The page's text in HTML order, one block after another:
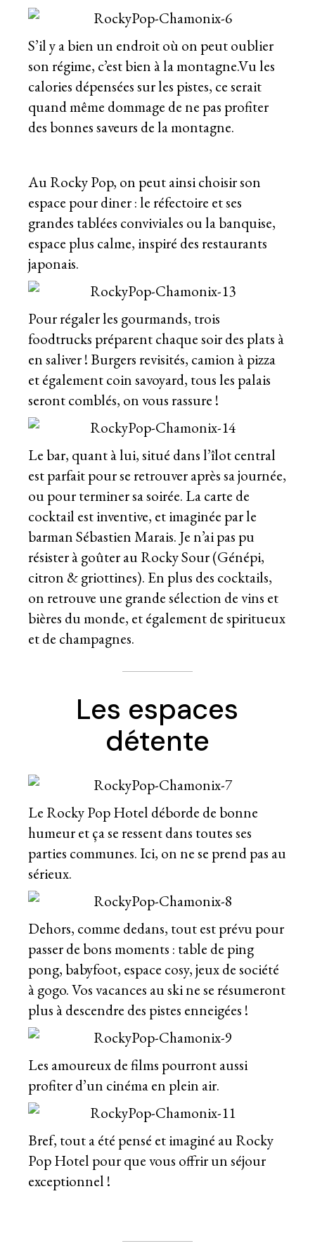
S’il y a bien un endroit où on peut oublier
son régime, c’est bien à la montagne.Vu les
calories dépensées sur les pistes, ce serait
quand même dommage de ne pas profiter
des bonnes saveurs de la montagne.
Au Rocky Pop, on peut ainsi choisir son
espace pour diner : le réfectoire et ses
grandes tablées conviviales ou la banquise,
espace plus calme, inspiré des restaurants
japonais.
Pour régaler les gourmands, trois
foodtrucks préparent chaque soir des plats à
en saliver ! Burgers revisités, camion à pizza
et également coin savoyard, tous les palais
seront comblés, on vous rassure !
Le bar, quant à lui, situé dans l’îlot central
est parfait pour se retrouver après sa journée,
ou pour terminer sa soirée. La carte de
cocktail est inventive, et imaginée par le
barman Sébastien Marais. Je n’ai pas pu
résister à goûter au Rocky Sour (Génépi,
citron & griottines). En plus des cocktails,
on retrouve une grande sélection de vins et
bières du monde, et également de spiritueux
et de champagnes.
Les espaces
détente
Le Rocky Pop Hotel déborde de bonne
humeur et ça se ressent dans toutes ses
parties communes. Ici, on ne se prend pas au
sérieux.
Dehors, comme dedans, tout est prévu pour
passer de bons moments : table de ping
pong, babyfoot, espace cosy, jeux de société
à gogo. Vos vacances au ski ne se résumeront
plus à descendre des pistes enneigées !
Les amoureux de films pourront aussi
profiter d’un cinéma en plein air.
Bref, tout a été pensé et imaginé au Rocky
Pop Hotel pour que vous offrir un séjour
exceptionnel !